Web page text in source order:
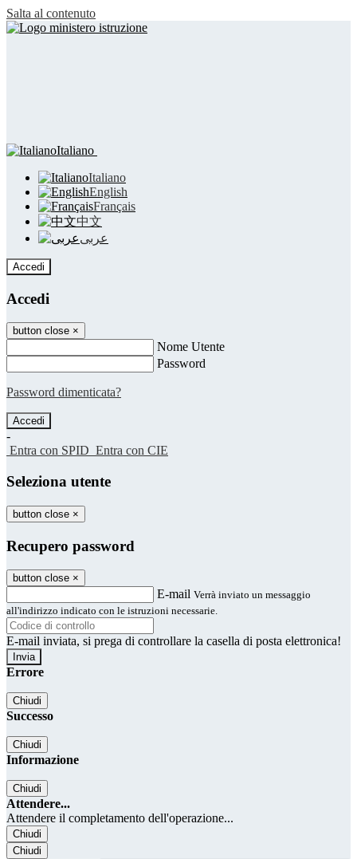
Salta al contenuto
Italiano
Italiano
English
Français
中文
عربى
Accedi
Accedi
button close ×
Nome Utente
Password
Password dimenticata?
-
Entra con SPID Entra con CIE
Seleziona utente
button close ×
Recupero password
button close ×
E-mail Verrà inviato un messaggio
all'indirizzo indicato con le istruzioni necessarie.
E-mail inviata, si prega di controllare la casella di posta elettronica!
Errore
Chiudi
Successo
Chiudi
Informazione
Chiudi
Attendere...
Attendere il completamento dell'operazione...
Chiudi
Chiudi